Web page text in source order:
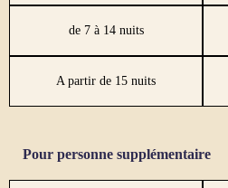
de 7 à 14 nuits
A partir de 15 nuits
Pour personne supplémentaire